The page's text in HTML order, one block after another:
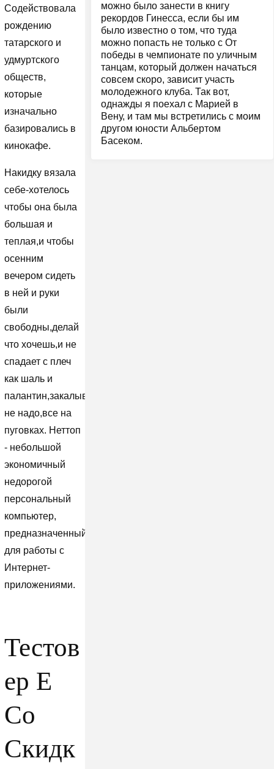
Содействовала
рождению
татарского и
удмуртского
обществ,
которые
изначально
базировались в
кинокафе.
Накидку вязала
себе-хотелось
чтобы она была
большая и
теплая,и чтобы
осенним
вечером сидеть
в ней и руки
были
свободны,делай
что хочешь,и не
спадает с плеч
как шаль и
палантин,закалывать
не надо,все на
пуговках. Неттоп
- небольшой
экономичный
недорогой
персональный
компьютер,
предназначенный
для работы с
Интернет-
приложениями.
Тестов
ер Е
Со
Скидк
можно было занести в книгу
рекордов Гинесса, если бы им
было известно о том, что туда
можно попасть не только с От
победы в чемпионате по уличным
танцам, который должен начаться
совсем скоро, зависит участь
молодежного клуба. Так вот,
однажды я поехал с Марией в
Вену, и там мы встретились с моим
другом юности Альбертом
Басеком.